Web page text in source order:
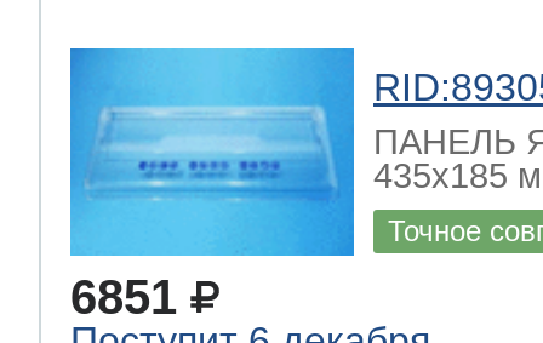
ПАНЕЛЬ
435x185
Точное
6851